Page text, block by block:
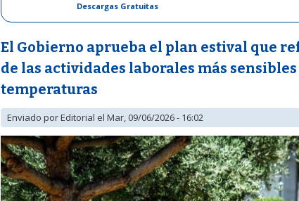
Descargas Gratuitas
El Gobierno aprueba el plan estival que
de las actividades laborales más sensibles
temperaturas
Enviado porEditorial el Mar, 09/06/2026 - 16:02